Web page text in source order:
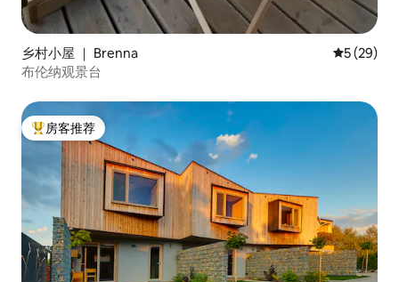
乡村小屋 ｜ Brenna 平均评分
5 (29)
布伦纳观景台
热门「房客推荐」
房客推荐